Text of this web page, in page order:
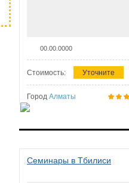
00.00.0000
Стоимость: Уточните
Город Алматы
Семинары в Тбилиси